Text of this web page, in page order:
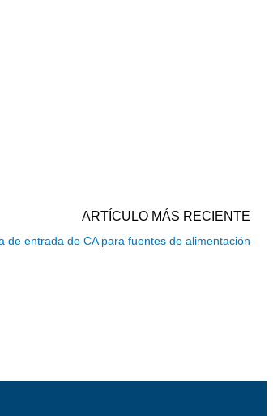
ARTÍCULO MÁS RECIENTE
de entrada de CA para fuentes de alimentación